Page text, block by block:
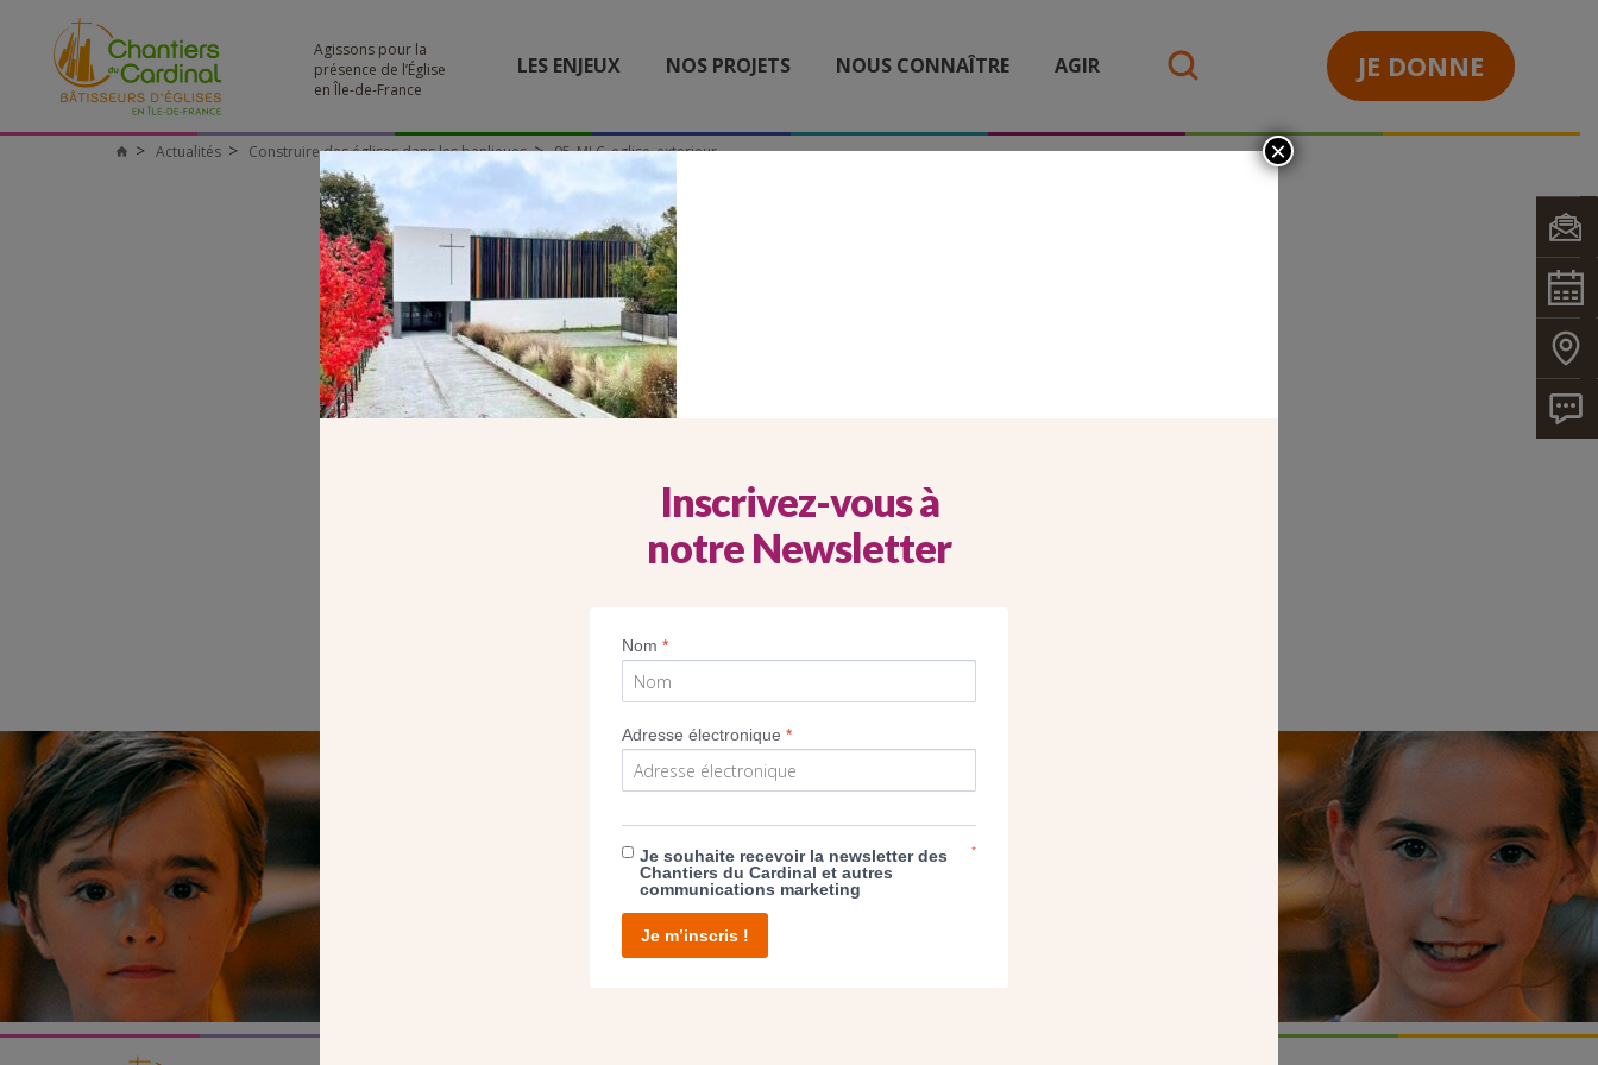
Agissons pour la
présence de l’Église
en Île-de-France
LES ENJEUX NOS PROJETS NOUS CONNAÎTRE AGIR JE DONNE
Chantiers
Actualités Construire des églises dans les banlieues 95_MLC_eglise_exterieur
95_MLC_EGLISE_EXTERIEUR
SEUL VOTRE DON
NOUS PERMET D’AGIR
Inscrivez-vous à
notre Newsletter
Nom*
Adresse électronique*
Je souhaite recevoir la newsletter des
Chantiers du Cardinal et autres
communications marketing
*
Je m’inscris !
×